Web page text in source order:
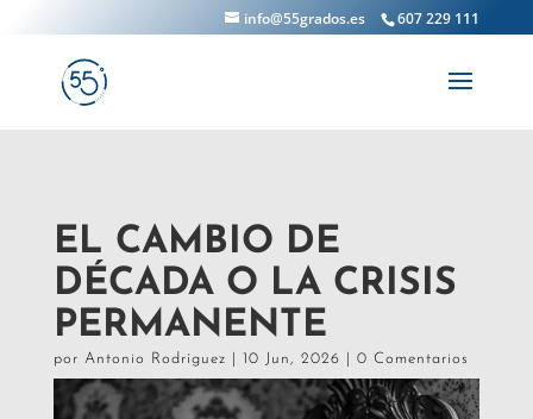
607 229 111
info@55grados.es
EL CAMBIO DE
DÉCADA O LA CRISIS
PERMANENTE
por Antonio Rodríguez 10 Jun, 2026 0 Comentarios